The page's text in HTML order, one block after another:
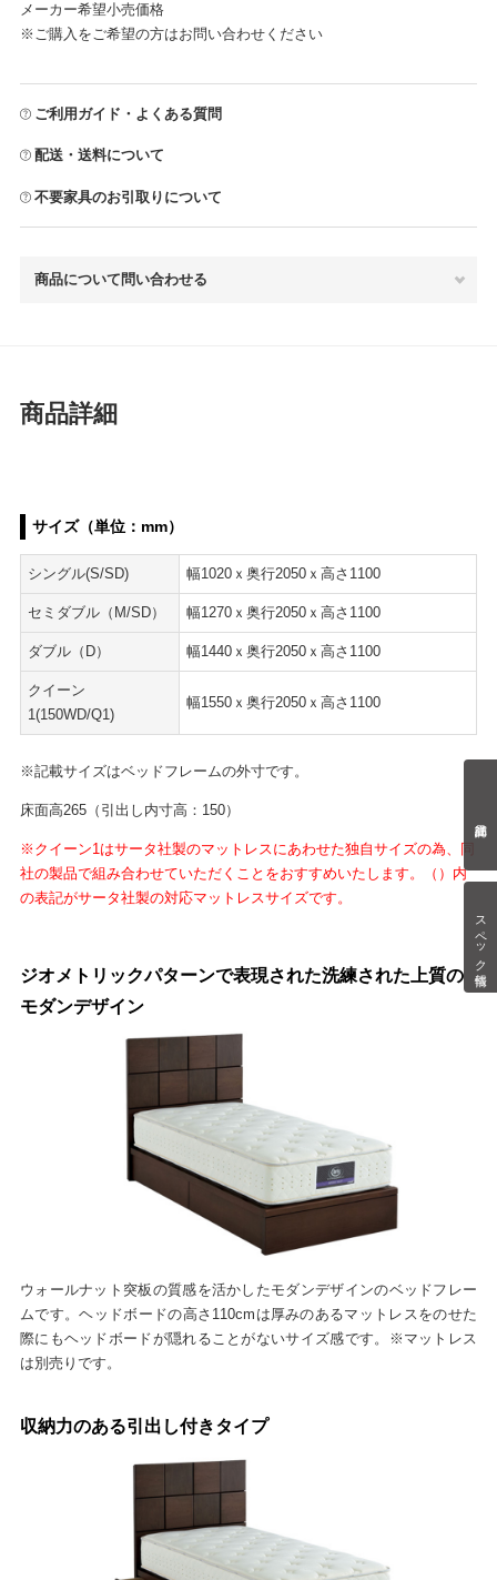
スペック情報
メーカー希望小売価格
※ご購入をご希望の方はお問い合わせください
ご利用ガイド・よくある質問
配送・送料について
不要家具のお引取りについて
商品について問い合わせる
商品詳細
サイズ（単位：mm）
シングル(S/SD) 幅1020ｘ奥行2050ｘ高さ1100
セミダブル（M/SD） 幅1270ｘ奥行2050ｘ高さ1100
ダブル（D） 幅1440ｘ奥行2050ｘ高さ1100
クイーン
1(150WD/Q1)
幅1550ｘ奥行2050ｘ高さ1100
※記載サイズはベッドフレームの外寸です。
床面高265（引出し内寸高：150）
※クイーン1はサータ社製のマットレスにあわせた独自サイズの為、同
社の製品で組み合わせていただくことをおすすめいたします。（）内
の表記がサータ社製の対応マットレスサイズです。
ジオメトリックパターンで表現された洗練された上質の
モダンデザイン
ウォールナット突板の質感を活かしたモダンデザインのベッドフレー
ムです。ヘッドボードの高さ110cmは厚みのあるマットレスをのせた
際にもヘッドボードが隠れることがないサイズ感です。※マットレス
は別売りです。
収納力のある引出し付きタイプ